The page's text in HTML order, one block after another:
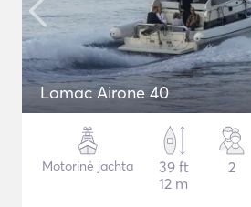
Lomac Airone 40
Motorinė jachta
39 ft
12 m
2